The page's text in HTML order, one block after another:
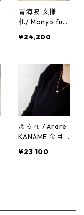
青海波 文様
札/ Monyo fud
Pendant 首飾
ghaiwave silve
raccessory tra
ditional Japan
ese design
¥24,200
あられ / Arare
KANAME 金目 P
traditional Jap
¥23,100